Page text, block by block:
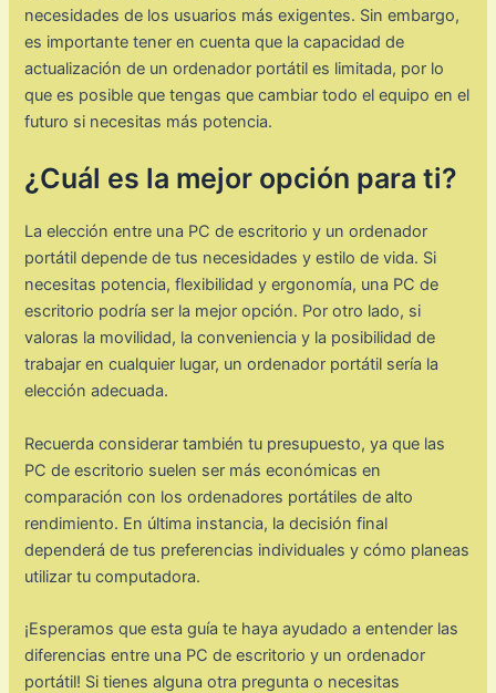
necesidades de los usuarios más exigentes. Sin embargo,
es importante tener en cuenta que la capacidad de
actualización de un ordenador portátil es limitada, por lo
que es posible que tengas que cambiar todo el equipo en el
futuro si necesitas más potencia.
¿Cuál es la mejor opción para ti?
La elección entre una PC de escritorio y un ordenador
portátil depende de tus necesidades y estilo de vida. Si
necesitas potencia, flexibilidad y ergonomía, una PC de
escritorio podría ser la mejor opción. Por otro lado, si
valoras la movilidad, la conveniencia y la posibilidad de
trabajar en cualquier lugar, un ordenador portátil sería la
elección adecuada.
Recuerda considerar también tu presupuesto, ya que las
PC de escritorio suelen ser más económicas en
comparación con los ordenadores portátiles de alto
rendimiento. En última instancia, la decisión final
dependerá de tus preferencias individuales y cómo planeas
utilizar tu computadora.
¡Esperamos que esta guía te haya ayudado a entender las
diferencias entre una PC de escritorio y un ordenador
portátil! Si tienes alguna otra pregunta o necesitas